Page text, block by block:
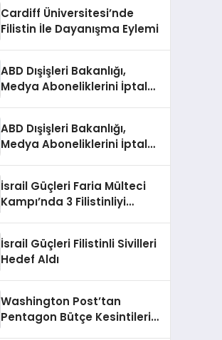
Cardiff Üniversitesi’nde
Filistin İle Dayanışma Eylemi
ABD Dışişleri Bakanlığı,
Medya Aboneliklerini İptal
ABD Dışişleri Bakanlığı,
Medya Aboneliklerini İptal
İsrail Güçleri Faria Mülteci
Kampı’nda 3 Filistinliyi
İsrail Güçleri Filistinli Sivilleri
Hedef Aldı
Washington Post’tan
Pentagon Bütçe Kesintileri